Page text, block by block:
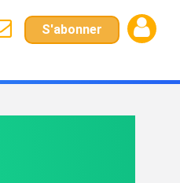
S'abonner